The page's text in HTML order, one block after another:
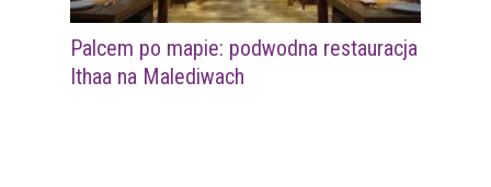
Palcem po mapie: podwodna restauracja
Ithaa na Malediwach